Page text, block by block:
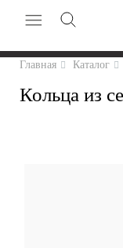
Главная Каталог
Кольца из